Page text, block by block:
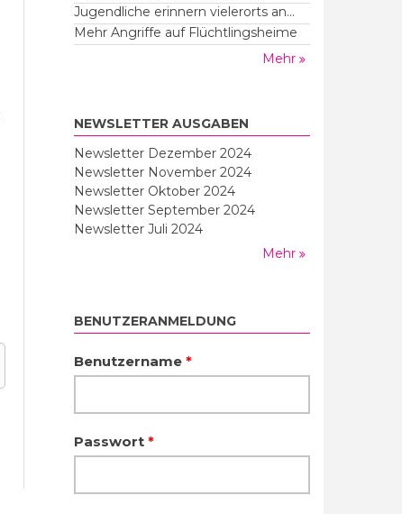
Jugendliche erinnern vielerorts an...
Mehr Angriffe auf Flüchtlingsheime
Mehr
NEWSLETTER AUSGABEN
Newsletter Dezember 2024
Newsletter November 2024
Newsletter Oktober 2024
Newsletter September 2024
Newsletter Juli 2024
Mehr
BENUTZERANMELDUNG
Benutzername *
Passwort *